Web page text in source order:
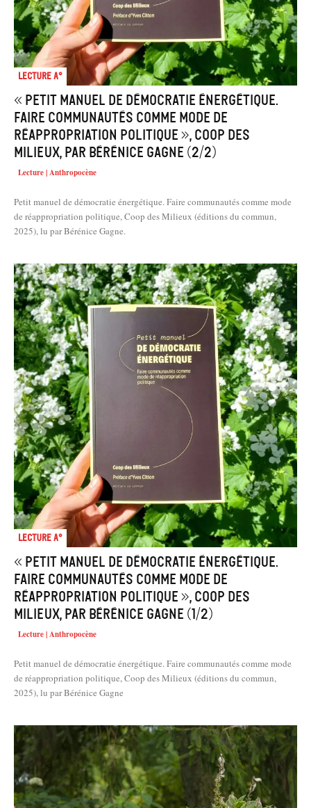
Lecture A°
« Petit manuel de démocratie énergétique.
Faire communautés comme mode de
réappropriation politique », Coop des
Milieux, par Bérénice Gagne (2/2)
Lecture | Anthropocène
Petit manuel de démocratie énergétique. Faire communautés comme mode
de réappropriation politique, Coop des Milieux (éditions du commun,
2025), lu par Bérénice Gagne.
Lecture A°
« Petit manuel de démocratie énergétique.
Faire communautés comme mode de
réappropriation politique », Coop des
Milieux, par Bérénice Gagne (1/2)
Lecture | Anthropocène
Petit manuel de démocratie énergétique. Faire communautés comme mode
de réappropriation politique, Coop des Milieux (éditions du commun,
2025), lu par Bérénice Gagne